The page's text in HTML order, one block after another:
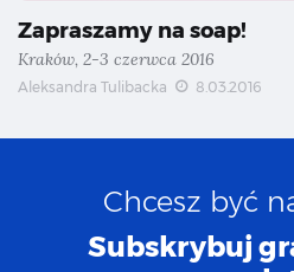
Zapraszamy na soap!
Kraków, 2-3 czerwca 2016
Aleksandra Tulibacka 8.03.2016
Chcesz być
Subskrybuj